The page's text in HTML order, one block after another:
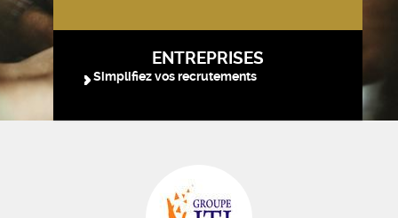
ENTREPRISES
Simplifiez vos recrutements